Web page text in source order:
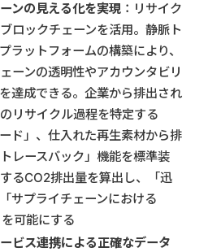
ンの見える化を実現 ：リサイク
ロックチェーンを活用。静脈ト
ラットフォームの構築により、
ーンの透明性やアカウンタビリ
達成できる。企業から排出され
リサイクル過程を特定する
ド」、仕入れた再生素材から排
レースバック」機能を標準装
るCO2排出量を算出し、「迅
サプライチェーンにおける
可能にする
ビス連携による正確なデータ